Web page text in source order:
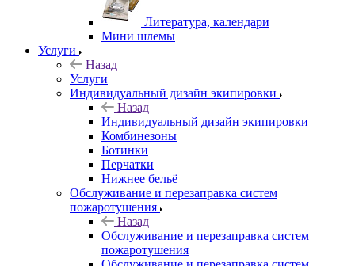
Литература, календари
Мини шлемы
Услуги
Назад
Услуги
Индивидуальный дизайн экипировки
Назад
Индивидуальный дизайн экипировки
Комбинезоны
Ботинки
Перчатки
Нижнее бельё
Обслуживание и перезаправка систем
пожаротушения
Назад
Обслуживание и перезаправка систем
пожаротушения